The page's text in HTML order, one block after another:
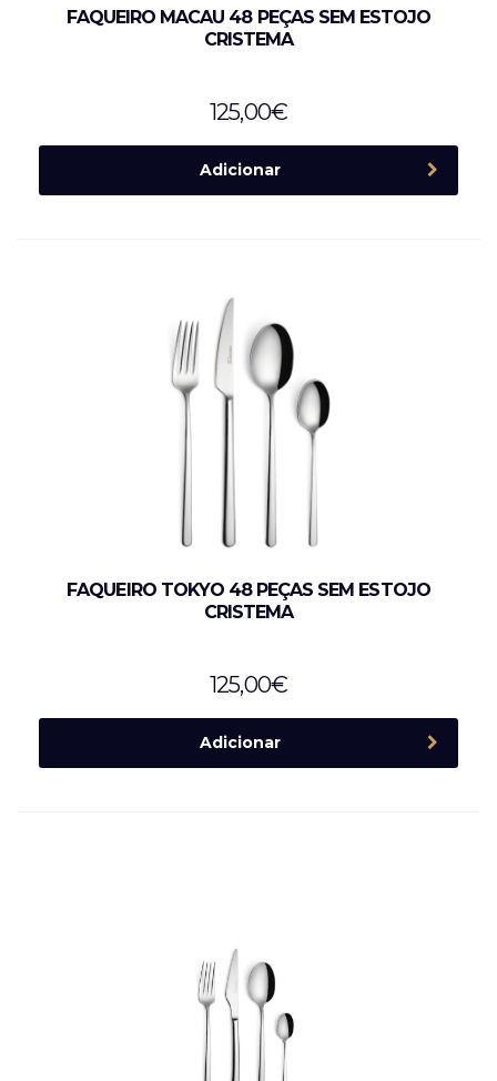
FAQUEIRO MACAU 48 PEÇAS SEM ESTOJO
CRISTEMA
125,00€
Adicionar
FAQUEIRO TOKYO 48 PEÇAS SEM ESTOJO
CRISTEMA
125,00€
Adicionar